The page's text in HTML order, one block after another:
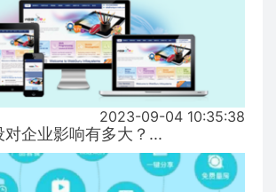
2023-09-04 10:35:38
企业影响有多大？...